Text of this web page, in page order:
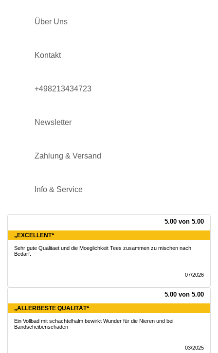
Über Uns
Kontakt
+498213434723
Newsletter
Zahlung & Versand
Info & Service
5.00 von 5.00
„EXCELLENT“
Sehr gute Qualitaet und die Moeglichkeit Tees zusammen zu mischen nach
Bedarf.
07/2026
5.00 von 5.00
„ALLERBESTE QUALITÄT“
Ein Vollbad mit schachtelhalm bewirkt Wunder für die Nieren und bei
Bandscheibenschäden
03/2025